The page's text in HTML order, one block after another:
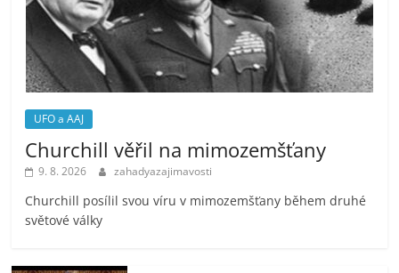
UFO a AAJ
Churchill věřil na mimozemšťany
9. 8. 2026 zahadyazajimavosti
Churchill posílil svou víru v mimozemšťany během druhé
světové války